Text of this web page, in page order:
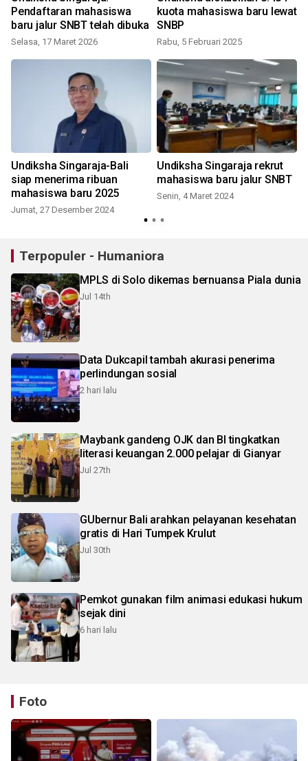
Pendaftaran mahasiswa
baru jalur SNBT telah dibuka
Selasa, 17 Maret 2026
kuota mahasiswa baru lewat
SNBP
Rabu, 5 Februari 2025
Undiksha Singaraja-Bali
siap menerima ribuan
mahasiswa baru 2025
Jumat, 27 Desember 2024
Undiksha Singaraja rekrut
mahasiswa baru jalur SNBT
Senin, 4 Maret 2024
Terpopuler - Humaniora
MPLS di Solo dikemas bernuansa Piala dunia
Jul 14th
Data Dukcapil tambah akurasi penerima
perlindungan sosial
2 hari lalu
Maybank gandeng OJK dan BI tingkatkan
literasi keuangan 2.000 pelajar di Gianyar
Jul 27th
GUbernur Bali arahkan pelayanan kesehatan
gratis di Hari Tumpek Krulut
Jul 30th
Pemkot gunakan film animasi edukasi hukum
sejak dini
6 hari lalu
Foto